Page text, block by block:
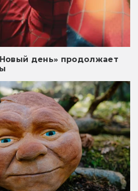
день» продолжает